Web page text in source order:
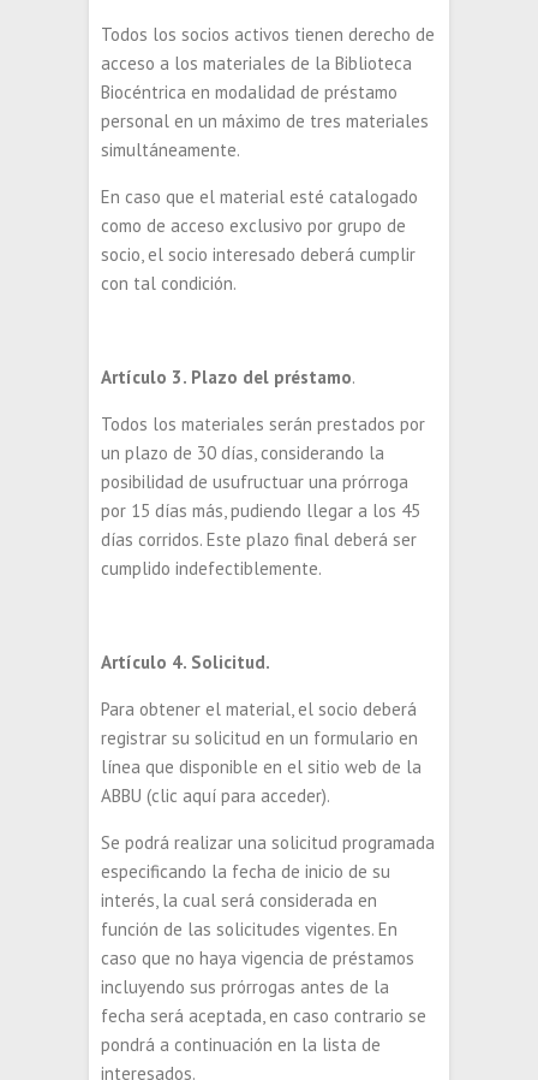
Todos los socios activos tienen derecho de
acceso a los materiales de la Biblioteca
Biocéntrica en modalidad de préstamo
personal en un máximo de tres materiales
simultáneamente.
En caso que el material esté catalogado
como de acceso exclusivo por grupo de
socio, el socio interesado deberá cumplir
con tal condición.
Artículo 3. Plazo del préstamo.
Todos los materiales serán prestados por
un plazo de 30 días, considerando la
posibilidad de usufructuar una prórroga
por 15 días más, pudiendo llegar a los 45
días corridos. Este plazo final deberá ser
cumplido indefectiblemente.
Artículo 4. Solicitud.
Para obtener el material, el socio deberá
registrar su solicitud en un formulario en
línea que disponible en el sitio web de la
ABBU (clic aquí para acceder).
Se podrá realizar una solicitud programada
especificando la fecha de inicio de su
interés, la cual será considerada en
función de las solicitudes vigentes. En
caso que no haya vigencia de préstamos
incluyendo sus prórrogas antes de la
fecha será aceptada, en caso contrario se
pondrá a continuación en la lista de
interesados.